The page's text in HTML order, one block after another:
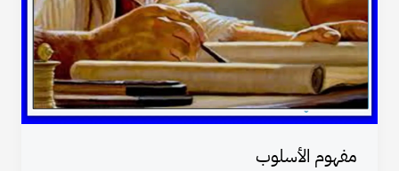
مفهوم الأسلوب